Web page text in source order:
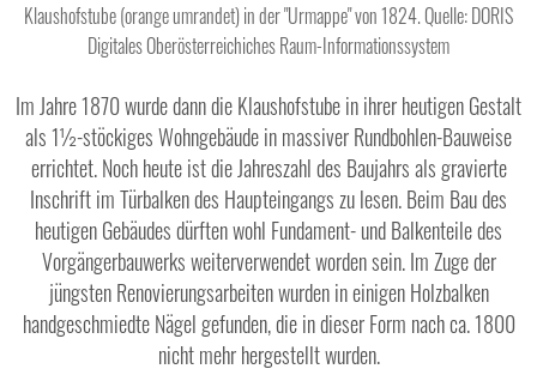
Klaushofstube (orange umrandet) in der "Urmappe" von 1824. Quelle: DORIS
Digitales Oberösterreichiches Raum-Informationssystem
Im Jahre 1870 wurde dann die Klaushofstube in ihrer heutigen Gestalt
als 1½-stöckiges Wohngebäude in massiver Rundbohlen-Bauweise
errichtet. Noch heute ist die Jahreszahl des Baujahrs als gravierte
Inschrift im Türbalken des Haupteingangs zu lesen. Beim Bau des
heutigen Gebäudes dürften wohl Fundament- und Balkenteile des
Vorgängerbauwerks weiterverwendet worden sein. Im Zuge der
jüngsten Renovierungsarbeiten wurden in einigen Holzbalken
handgeschmiedte Nägel gefunden, die in dieser Form nach ca. 1800
nicht mehr hergestellt wurden.